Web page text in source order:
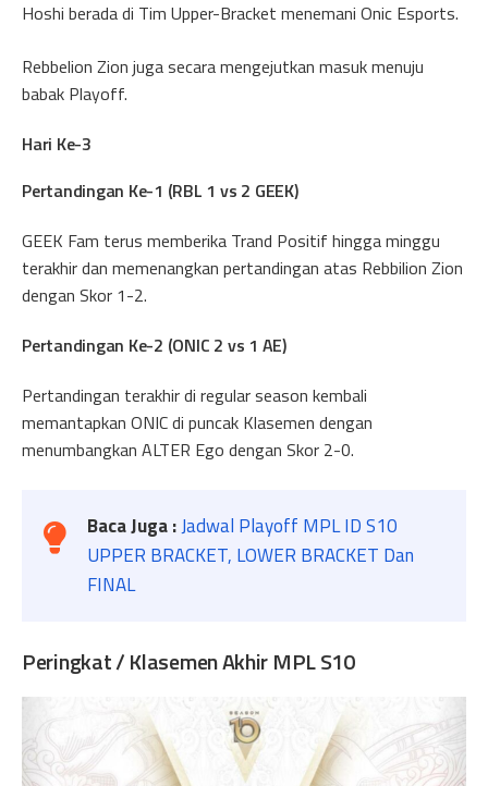
Hoshi berada di Tim Upper-Bracket menemani Onic Esports.
Rebbelion Zion juga secara mengejutkan masuk menuju
babak Playoff.
Hari Ke-3
Pertandingan Ke-1 (RBL 1 vs 2 GEEK)
GEEK Fam terus memberika Trand Positif hingga minggu
terakhir dan memenangkan pertandingan atas Rebbilion Zion
dengan Skor 1-2.
Pertandingan Ke-2 (ONIC 2 vs 1 AE)
Pertandingan terakhir di regular season kembali
memantapkan ONIC di puncak Klasemen dengan
menumbangkan ALTER Ego dengan Skor 2-0.
Baca Juga:Jadwal Playoff MPL ID S10
UPPER BRACKET, LOWER BRACKET Dan
FINAL
Peringkat / Klasemen Akhir MPL S10